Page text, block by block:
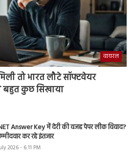
वायरल
तो भारत लौटे सॉफ्टवेयर
बहुत कुछ सिखाया
Answer Key में देरी की वजह पेपर लीक विवाद?
कर रहे इंतजार
2026 - 6:11 PM